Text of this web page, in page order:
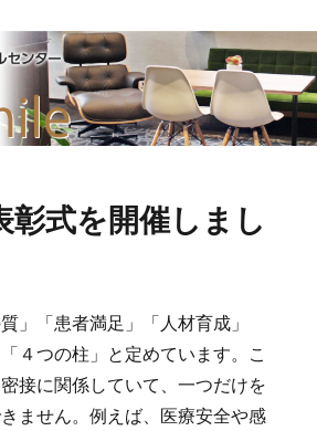
彰式を開催しまし
」「患者満足」「人材育成」
４つの柱」と定めています。こ
接に関係していて、一つだけを
ません。例えば、医療安全や感